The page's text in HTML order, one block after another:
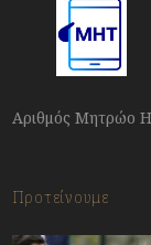
Αριθμός Μητρώο
Προτείνουμε